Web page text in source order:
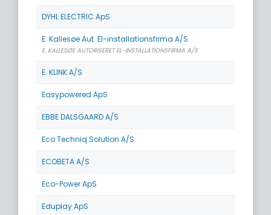
DYHL ELECTRIC ApS
E. Kallesøe Aut. El-installationsfirma A/S
E. KALLESØE AUTORISERET EL-INSTALLATIONSFIRMA A/S
E. KLINK A/S
Easypowered ApS
EBBE DALSGAARD A/S
Eco Techniq Solution A/S
ECOBETA A/S
Eco-Power ApS
Eduplay ApS